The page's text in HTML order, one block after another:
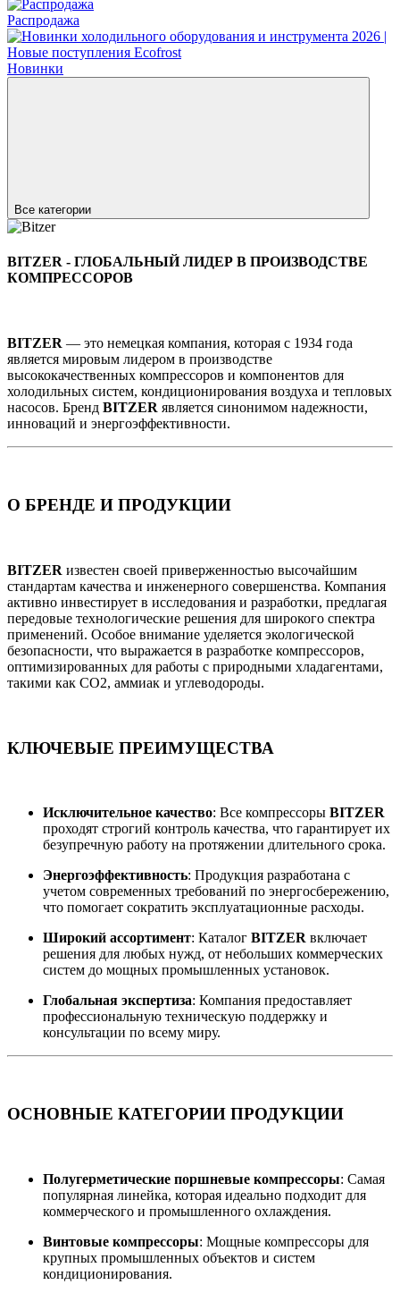
Распродажа
Новинки
Все категории
BITZER - ГЛОБАЛЬНЫЙ ЛИДЕР В ПРОИЗВОДСТВЕ
КОМПРЕССОРОВ
BITZER — это немецкая компания, которая с 1934 года
является мировым лидером в производстве
высококачественных компрессоров и компонентов для
холодильных систем, кондиционирования воздуха и тепловых
насосов. Бренд BITZER является синонимом надежности,
инноваций и энергоэффективности.
О БРЕНДЕ И ПРОДУКЦИИ
BITZER известен своей приверженностью высочайшим
стандартам качества и инженерного совершенства. Компания
активно инвестирует в исследования и разработки, предлагая
передовые технологические решения для широкого спектра
применений. Особое внимание уделяется экологической
безопасности, что выражается в разработке компрессоров,
оптимизированных для работы с природными хладагентами,
такими как CO2, аммиак и углеводороды.
КЛЮЧЕВЫЕ ПРЕИМУЩЕСТВА
Исключительное качество: Все компрессоры BITZER
проходят строгий контроль качества, что гарантирует их
безупречную работу на протяжении длительного срока.
Энергоэффективность: Продукция разработана с
учетом современных требований по энергосбережению,
что помогает сократить эксплуатационные расходы.
Широкий ассортимент: Каталог BITZER включает
решения для любых нужд, от небольших коммерческих
систем до мощных промышленных установок.
Глобальная экспертиза: Компания предоставляет
профессиональную техническую поддержку и
консультации по всему миру.
ОСНОВНЫЕ КАТЕГОРИИ ПРОДУКЦИИ
Полугерметические поршневые компрессоры: Самая
популярная линейка, которая идеально подходит для
коммерческого и промышленного охлаждения.
Винтовые компрессоры: Мощные компрессоры для
крупных промышленных объектов и систем
кондиционирования.